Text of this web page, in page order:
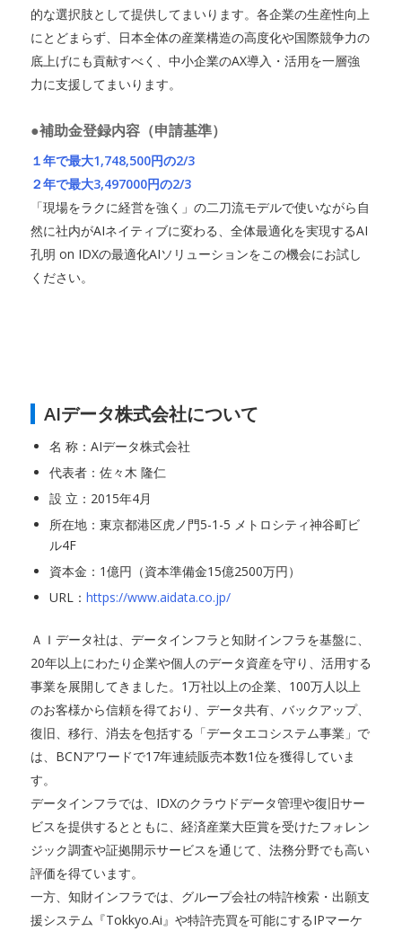
的な選択肢として提供してまいります。各企業の生産性向上
にとどまらず、日本全体の産業構造の高度化や国際競争力の
底上げにも貢献すべく、中小企業のAX導入・活用を一層強
力に支援してまいります。
●補助金登録内容（申請基準）
１年で最大1,748,500円の2/3
２年で最大3,497000円の2/3
「現場をラクに経営を強く」の二刀流モデルで使いながら自
然に社内がAIネイティブに変わる、全体最適化を実現するAI
孔明 on IDXの最適化AIソリューションをこの機会にお試し
ください。
AIデータ株式会社について
名 称：AIデータ株式会社
代表者：佐々木 隆仁
設 立：2015年4月
所在地：東京都港区虎ノ門5-1-5 メトロシティ神谷町ビ
ル4F
資本金：1億円（資本準備金15億2500万円）
URL： https://www.aidata.co.jp/
ＡＩデータ社は、データインフラと知財インフラを基盤に、
20年以上にわたり企業や個人のデータ資産を守り、活用する
事業を展開してきました。1万社以上の企業、100万人以上
のお客様から信頼を得ており、データ共有、バックアップ、
復旧、移行、消去を包括する「データエコシステム事業」で
は、BCNアワードで17年連続販売本数1位を獲得していま
す。
データインフラでは、IDXのクラウドデータ管理や復旧サー
ビスを提供するとともに、経済産業大臣賞を受けたフォレン
ジック調査や証拠開示サービスを通じて、法務分野でも高い
評価を得ています。
一方、知財インフラでは、グループ会社の特許検索・出願支
援システム『Tokkyo.Ai』や特許売買を可能にするIPマーケ